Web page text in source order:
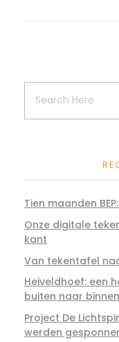
Tien maanden
Onze digitale
kant
Van tekentafel
Heiveldhoef: een
buiten naar
Project De
werden